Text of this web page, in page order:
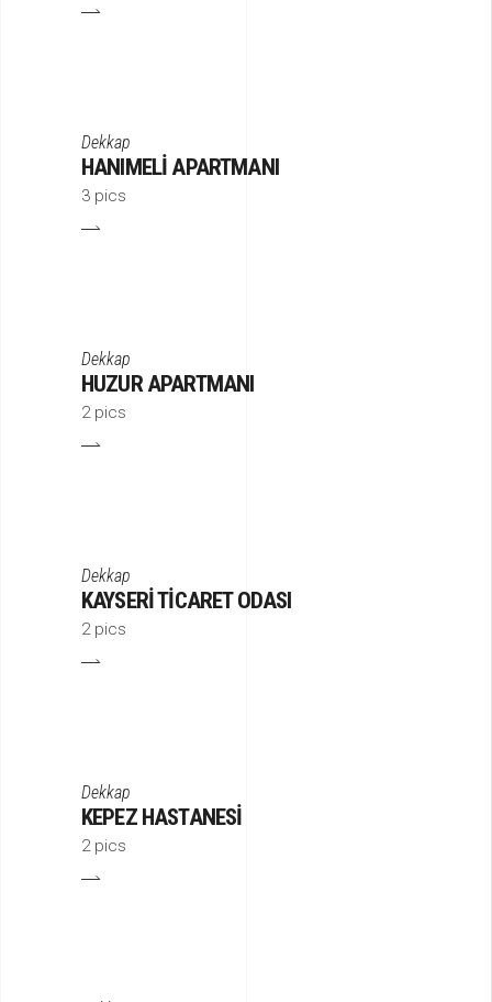
Dekkap
HANIMELI APARTMANI
3 pics
Dekkap
HUZUR APARTMANI
2 pics
Dekkap
KAYSERI TICARET ODASI
2 pics
Dekkap
KEPEZ HASTANESI
2 pics